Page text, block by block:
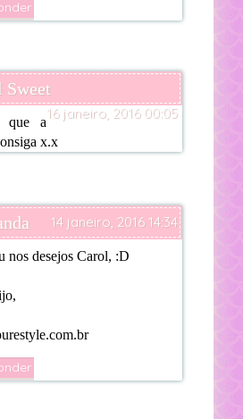
Sweet
16 janeiro, 2016 00:05
que a
x.x
14 janeiro, 2016 14:34
nos desejos Carol, :D